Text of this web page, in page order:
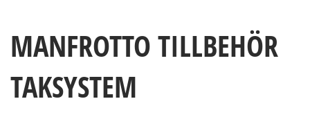
MANFROTTO TILLBEHÖR
TAKSYSTEM